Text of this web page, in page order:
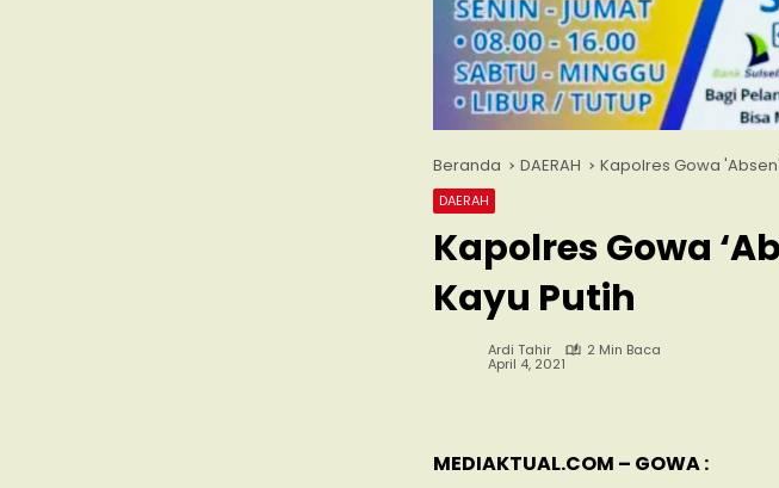
Beranda DAERAH Kapolres Gowa
DAERAH
Kapolres Gowa
Kayu Putih
Ardi Tahir 2 Min Baca
April 4, 2021
MEDIAKTUAL.COM – GOWA :